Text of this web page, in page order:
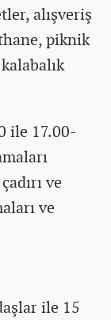
alışveriş
piknik
ile 17.00-
ve
ve
ile 15